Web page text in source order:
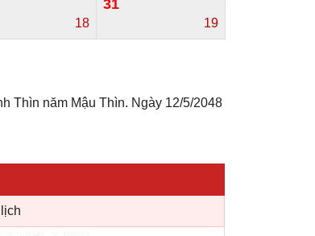
18
31
19
Thìn năm Mậu Thìn. Ngày 12/5/2048